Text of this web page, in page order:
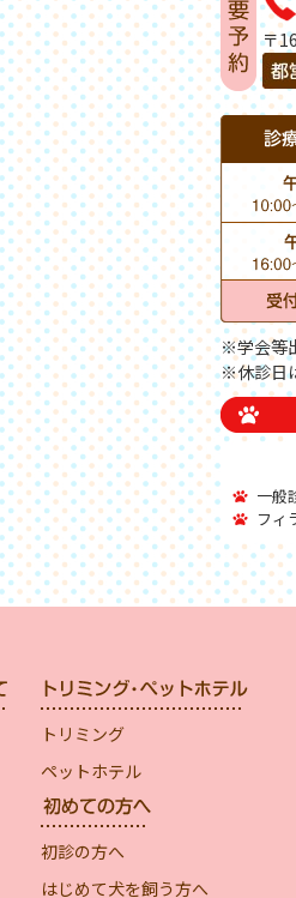
〒
※学会等
※休診日
一般
フィ
トリミング
ペットホテル
初診の方へ
はじめて犬を飼う方へ